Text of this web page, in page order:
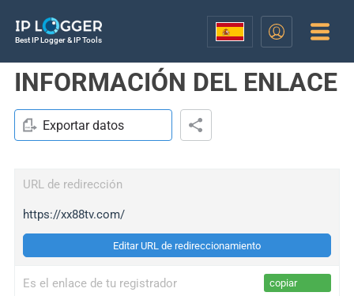
Best IP Logger & IP Tools
INFORMACIÓN DEL ENLACE
Exportar datos
URL de redirección
https://xx88tv.com/
Editar URL de redireccionamiento
Es el enlace de tu registrador copiar